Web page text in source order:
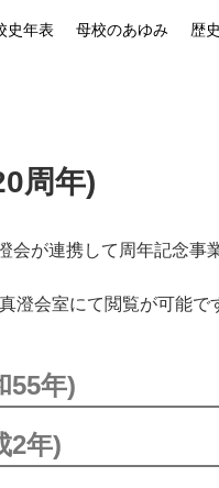
史年表 母校のあゆみ 歴
周年)
が連携して周年記念事
澄会室にて閲覧が可能で
55年)
2年)